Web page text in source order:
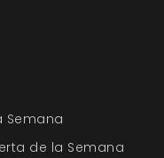
Semana
de la Semana